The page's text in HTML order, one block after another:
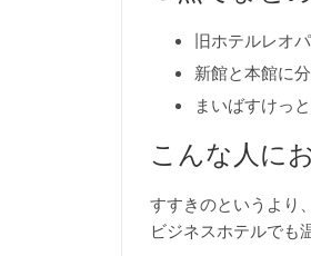
旧ホテルレオ
新館と本館に
まいばすけっ
こんな人に
すすきのというより
ビジネスホテルでも